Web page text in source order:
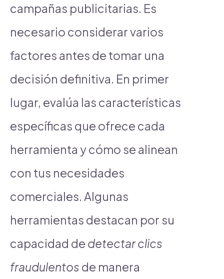
campañas publicitarias. Es
necesario considerar varios
factores antes de tomar una
decisión definitiva. En primer
lugar, evalúa las características
específicas que ofrece cada
herramienta y cómo se alinean
con tus necesidades
comerciales. Algunas
herramientas destacan por su
capacidad de detectar clics
fraudulentos de manera